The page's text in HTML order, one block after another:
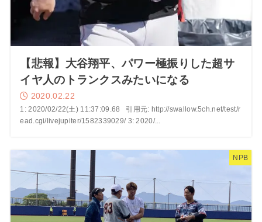
【悲報】大谷翔平、パワー極振りした超サ
イヤ人のトランクスみたいになる
2020.02.22
1: 2020/02/22(土) 11:37:09.68 引用元: http://swallow.5ch.net/test/r
ead.cgi/livejupiter/1582339029/ 3: 2020/...
NPB